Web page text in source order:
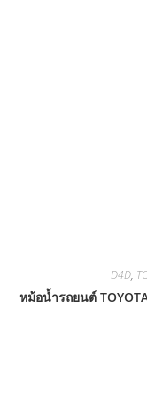
D4D,
หม้อน้ำรถยนต์ TOYOTA